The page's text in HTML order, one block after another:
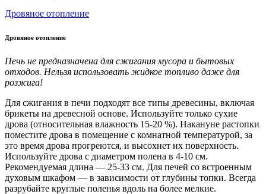
Дровяное отопление
Дровяное отопление
Печь не предназначена для сжигания мусора и бытовых
отходов. Нельзя использовать жидкое топливо даже для
розжига!
Для сжигания в печи подходят все типы древесины, включая
брикеты на древесной основе. Используйте только сухие
дрова (относительная влажность 15-20 %). Накануне растопки
поместите дрова в помещение с комнатной температурой, за
это время дрова прогреются, и высохнет их поверхность.
Используйте дрова с диаметром полена в 4-10 см.
Рекомендуемая длина — 25-33 см. Для печей со встроенным
духовым шкафом — в зависимости от глубины топки. Всегда
разрубайте круглые поленья вдоль на более мелкие.